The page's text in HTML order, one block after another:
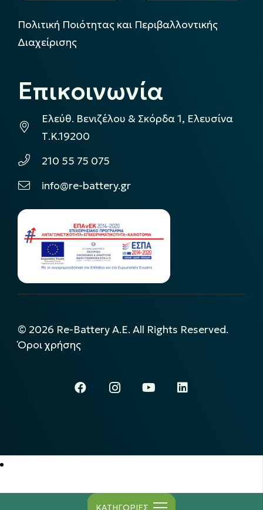
ΚΑΤΗΓΟΡΙΕΣ
Πολιτική Ποιότητας και Περιβαλλοντικής
Διαχείρισης
Επικοινωνία
Ελεύθ. Βενιζέλου & Σκόρδα 1, Ελευσίνα
Τ.Κ.19200
210 55 75 075
info@re-battery.gr
© 2026 Re-Battery A.E. All Rights Reserved.
Όροι χρήσης